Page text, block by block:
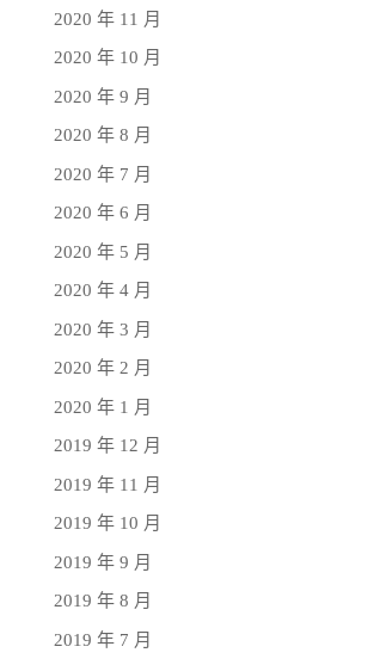
2020 年 11 月
2020 年 10 月
2020 年 9 月
2020 年 8 月
2020 年 7 月
2020 年 6 月
2020 年 5 月
2020 年 4 月
2020 年 3 月
2020 年 2 月
2020 年 1 月
2019 年 12 月
2019 年 11 月
2019 年 10 月
2019 年 9 月
2019 年 8 月
2019 年 7 月